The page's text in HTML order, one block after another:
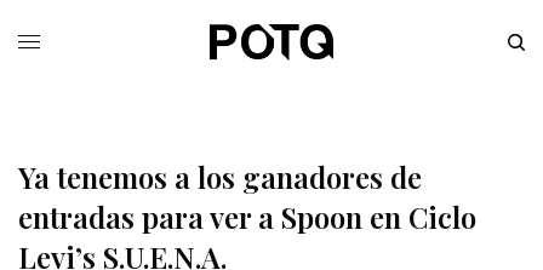
Ya tenemos a los ganadores de
entradas para ver a Spoon en Ciclo
Levi’s S.U.E.N.A.